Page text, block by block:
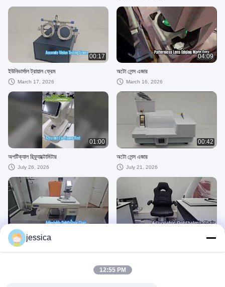
00:17
ইউনিভার্সাল ট্রায়াল ফ্রেম
March 17, 2026
04:09
অটো লেন্স এজার
March 16, 2026
01:00
অপটিক্যাল রিফ্র্যাক্টোমিটার
July 26, 2026
00:42
অটো লেন্স এজার
July 21, 2026
এক যন্ত্র আর্ম এবং টেবিল সামঞ্জস্যযোগ্য জন্য টেবিল
সহ GD7523 চক্ষু চেয়ার ইউনিট কেন চয়ন করুন
এক যন্ত্রের আর্ম সামঞ্জস্যযোগ্য
jessica
12:55 PM